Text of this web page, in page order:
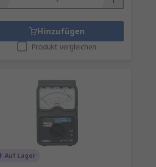
Hinzufügen
Produkt vergleichen
Auf Lager